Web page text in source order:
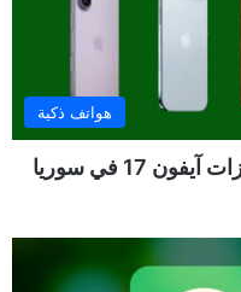
هواتف ذكية
17 في سوريا